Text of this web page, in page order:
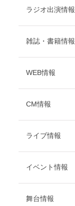
ラジオ出演情報
雑誌・書籍情報
WEB情報
CM情報
ライブ情報
イベント情報
舞台情報